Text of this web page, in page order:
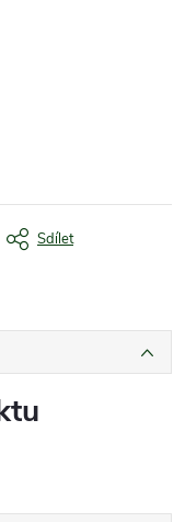
Sdílet